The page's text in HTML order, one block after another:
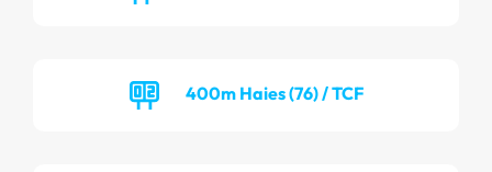
400m Haies (76) / TCF